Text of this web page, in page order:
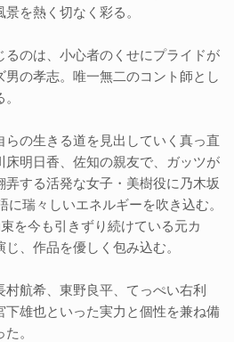
を熱く切なく彩る。
るのは、小心者のくせにプライドが
の孝志。唯一無二のコント師とし
らの生きる道を見出していく真っ直
床明日香、佐知の親友で、ガッツが
する活発な女子・美樹役に乃木坂
瑞々しいエネルギーを吹き込む。
を今も引きずり続けている元カ
、作品を優しく包み込む。
航希、東野良平、てっぺい右利
下雄也といった実力と個性を兼ね備
。